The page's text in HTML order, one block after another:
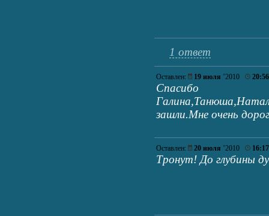
1 ответ
Оставлен: 19 июля ’2010 20:56
Спасибо
зашли.Мне очень
Оставлен: 20 июля ’2010 16:17
Тронут! До глубины